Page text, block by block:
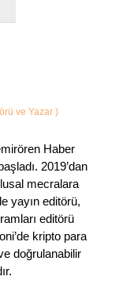
ve Yazar )
Haber
2019’dan
mecralara
yayın editörü,
editörü
kripto para
doğrulanabilir